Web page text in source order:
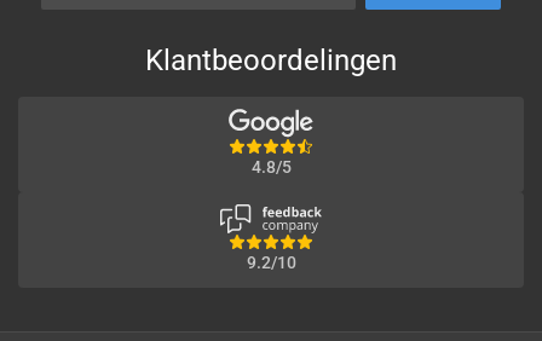
Klantbeoordelingen
4.8/5
9.2/10